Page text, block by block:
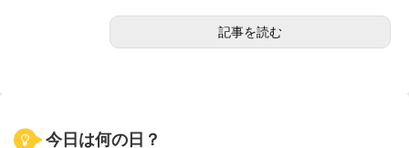
記事を読む
今日は何の日？